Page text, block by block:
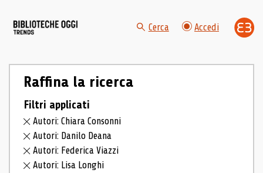
Cerca Accedi
Raffina la ricerca
Filtri applicati
Autori: Chiara Consonni
Autori: Danilo Deana
Autori: Federica Viazzi
Autori: Lisa Longhi